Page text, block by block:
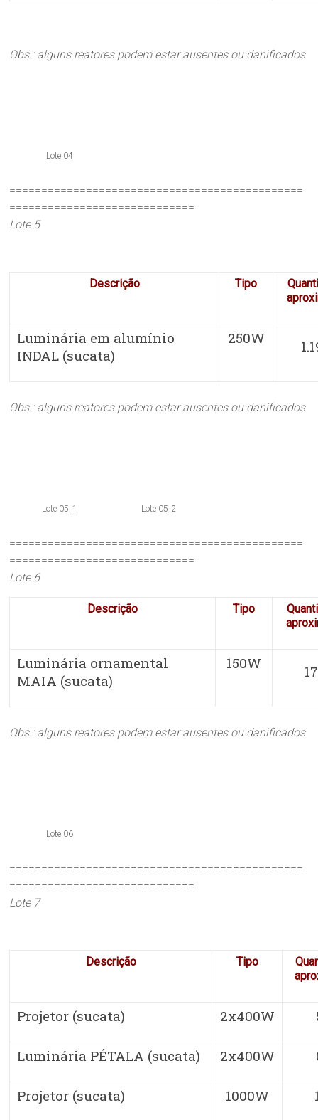
Obs.: alguns reatores podem estar ausentes ou danificados
Lote 04
==============================================
=============================
Lote 5
Descrição Tipo
Luminária em alumínio
INDAL (sucata)
250W
Obs.: alguns reatores podem estar ausentes ou danificados
Lote 05_1 Lote 05_2
==============================================
=============================
Lote 6
Descrição Tipo
Luminária ornamental
MAIA (sucata)
150W
Obs.: alguns reatores podem estar ausentes ou danificados
Lote 06
==============================================
=============================
Lote 7
Descrição Tipo
Projetor (sucata) 2x400W
Luminária PÉTALA (sucata) 2x400W
Projetor (sucata) 1000W